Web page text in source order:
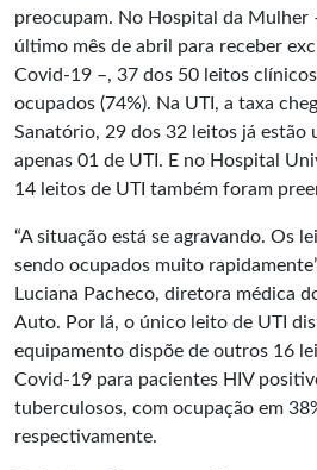
preocupam. No Hospital da Mulher
último mês de abril para receber
Covid-19 –, 37 dos 50 leitos
ocupados (74%). Na UTI, a taxa
Sanatório, 29 dos 32 leitos já estão
apenas 01 de UTI. E no Hospital
14 leitos de UTI também foram
“A situação está se agravando. Os
sendo ocupados muito
Luciana Pacheco, diretora médica
Auto. Por lá, o único leito de UTI
equipamento dispõe de outros 16
Covid-19 para pacientes HIV
tuberculosos, com ocupação em
respectivamente.